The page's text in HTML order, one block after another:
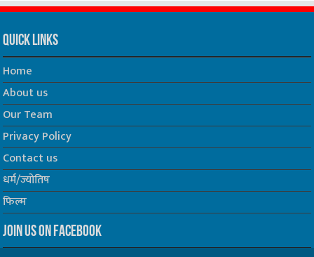
Quick Links
Home
About us
Our Team
Privacy Policy
Contact us
धर्म/ज्योतिष
फिल्म
Join us on Facebook